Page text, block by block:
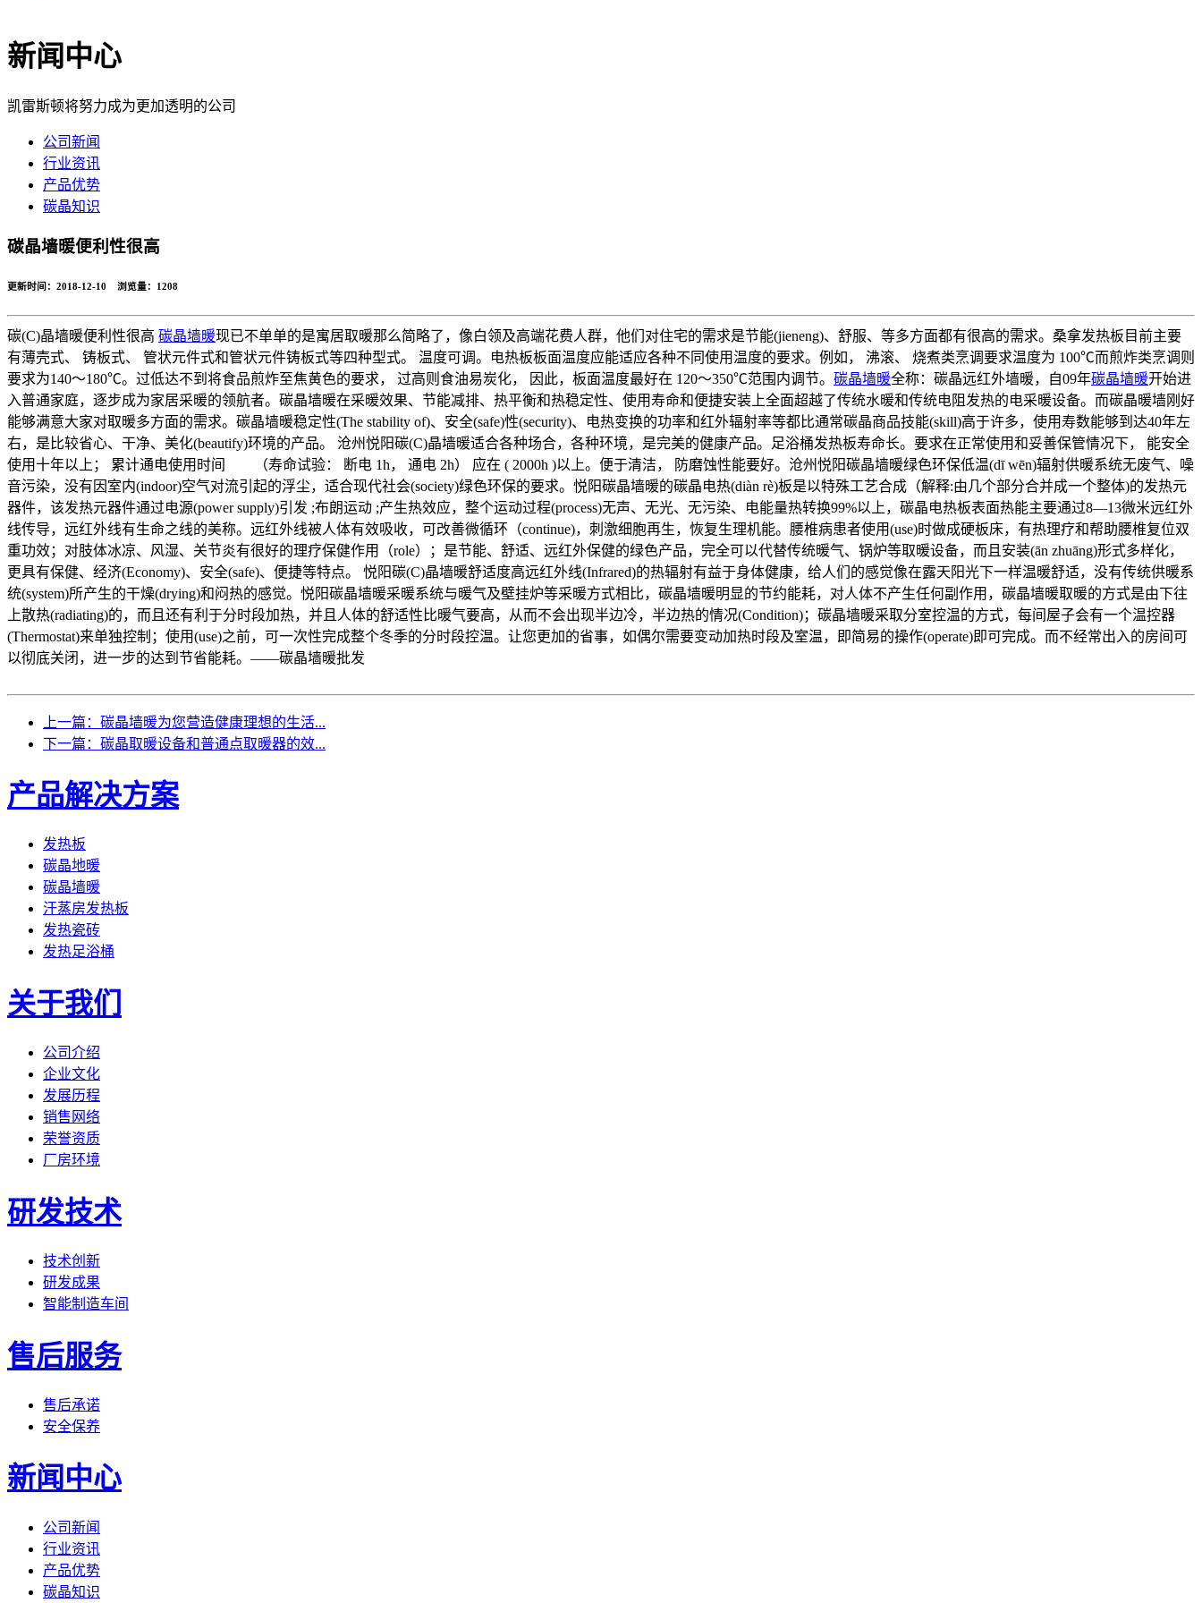
新闻中心
凯雷斯顿将努力成为更加透明的公司
公司新闻
行业资讯
产品优势
碳晶知识
碳晶墙暖便利性很高
更新时间：2018-12-10 浏览量： 1208
碳(C)晶墙暖便利性很高 碳晶墙暖现已不单单的是寓居取暖那么简略了，像白领及高端花费人群，他们对住宅的需求是节能(jieneng)、舒服、等多方面都有很高的需求。桑拿发热板目前主要
有薄壳式、 铸板式、 管状元件式和管状元件铸板式等四种型式。 温度可调。电热板板面温度应能适应各种不同使用温度的要求。例如， 沸滚、 烧煮类烹调要求温度为 100℃而煎炸类烹调则
要求为140～180℃。过低达不到将食品煎炸至焦黄色的要求， 过高则食油易炭化， 因此，板面温度最好在 120～350℃范围内调节。 碳晶墙暖全称：碳晶远红外墙暖，自09年碳晶墙暖开始进
入普通家庭，逐步成为家居采暖的领航者。碳晶墙暖在采暖效果、节能减排、热平衡和热稳定性、使用寿命和便捷安装上全面超越了传统水暖和传统电阻发热的电采暖设备。而碳晶暖墙刚好
能够满意大家对取暖多方面的需求。碳晶墙暖稳定性(The stability of)、安全(safe)性(security)、电热变换的功率和红外辐射率等都比通常碳晶商品技能(skill)高于许多，使用寿数能够到达40年左
右，是比较省心、干净、美化(beautify)环境的产品。 沧州悦阳碳(C)晶墙暖适合各种场合，各种环境，是完美的健康产品。足浴桶发热板寿命长。要求在正常使用和妥善保管情况下， 能安全
使用十年以上； 累计通电使用时间 （寿命试验： 断电 1h， 通电 2h） 应在 ( 2000h )以上。便于清洁， 防磨蚀性能要好。沧州悦阳碳晶墙暖绿色环保低温(dī wēn)辐射供暖系统无废气、噪
音污染，没有因室内(indoor)空气对流引起的浮尘，适合现代社会(society)绿色环保的要求。悦阳碳晶墙暖的碳晶电热(diàn rè)板是以特殊工艺合成（解释:由几个部分合并成一个整体)的发热元
器件，该发热元器件通过电源(power supply)引发 ;布朗运动 ;产生热效应，整个运动过程(process)无声、无光、无污染、电能量热转换99%以上，碳晶电热板表面热能主要通过8—13微米远红外
线传导，远红外线有生命之线的美称。远红外线被人体有效吸收，可改善微循环（continue)，刺激细胞再生，恢复生理机能。腰椎病患者使用(use)时做成硬板床，有热理疗和帮助腰椎复位双
重功效；对肢体冰凉、风湿、关节炎有很好的理疗保健作用（role）；是节能、舒适、远红外保健的绿色产品，完全可以代替传统暖气、锅炉等取暖设备，而且安装(ān zhuāng)形式多样化，
更具有保健、经济(Economy)、安全(safe)、便捷等特点。 悦阳碳(C)晶墙暖舒适度高远红外线(Infrared)的热辐射有益于身体健康，给人们的感觉像在露天阳光下一样温暖舒适，没有传统供暖系
统(system)所产生的干燥(drying)和闷热的感觉。悦阳碳晶墙暖采暖系统与暖气及壁挂炉等采暖方式相比，碳晶墙暖明显的节约能耗，对人体不产生任何副作用，碳晶墙暖取暖的方式是由下往
上散热(radiating)的，而且还有利于分时段加热，并且人体的舒适性比暖气要高，从而不会出现半边冷，半边热的情况(Condition)；碳晶墙暖采取分室控温的方式，每间屋子会有一个温控器
(Thermostat)来单独控制；使用(use)之前，可一次性完成整个冬季的分时段控温。让您更加的省事，如偶尔需要变动加热时段及室温，即简易的操作(operate)即可完成。而不经常出入的房间可
以彻底关闭，进一步的达到节省能耗。——碳晶墙暖批发
上一篇：碳晶墙暖为您营造健康理想的生活...
下一篇：碳晶取暖设备和普通点取暖器的效...
产品解决方案
发热板
碳晶地暖
碳晶墙暖
汗蒸房发热板
发热瓷砖
发热足浴桶
关于我们
公司介绍
企业文化
发展历程
销售网络
荣誉资质
厂房环境
研发技术
技术创新
研发成果
智能制造车间
售后服务
售后承诺
安全保养
新闻中心
公司新闻
行业资讯
产品优势
碳晶知识